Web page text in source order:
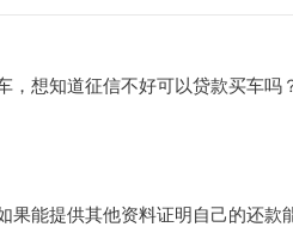
想知道征信不好可以贷款买车吗
提供其他资料证明自己的还款